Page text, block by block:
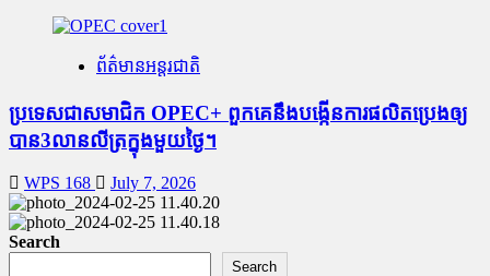
ព័ត៌មានអន្តរជាតិ
ប្រទេសជាសមាជិក OPEC+​ ពួកគេនឹងបង្កើនការផលិតប្រេងឲ្យ
បាន3លានលីត្រក្នុងមួយថ្ងៃ។
WPS 168 July 7, 2026
Search
Search